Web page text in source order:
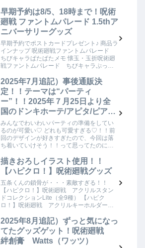
100均巡りをしてい…
早期予約は8/5、18時まで！呪術
廻戦 ファントムパレード 1.5thア
ニバーサリーグッズ
早期予約でポストカードプレゼント♪ 商品ラ
インナップ 呪術廻戦ファントムパレード
ちびキャラぱたぱたメモ 懐玉・玉折呪術廻
戦ファントムパレード ちびキャラぷっく
レード クリアカード 懐玉・玉折 vol…
2025年7月追記）事後通販決
定！！テーマは“パーティ
ー”！！2025年７月25日より全
国のドンキホーテ/アピタ/ピアゴ
対象店舗にて新商品登場！！
みんなでわいわいパーティの準備をしてい
るのが可愛い♡ どれも可愛すぎる♡！！前
回のデザインが好きすぎたので、今回は落
ち着いていけそう！！って思ってたのに、
う・・・( ﾟДﾟ) 前回はランダムに手を出さな
かっ…
描きおろしイラスト使用！！
【ハピクロ！】呪術廻戦グッズ
五条くんの鎖骨が・・・素敵すぎる！！
【ハピクロ！】呪術廻戦 アクリルスタン
ドコレクションLite（全9種） 【ハピク
ロ！】呪術廻戦 アクリルキーホルダー
CANバッジ vol.4（全9種） BI…
2025年8月追記）ずっと気になっ
てたグッズゲット！呪術廻戦
絆創膏 Watts（ワッツ）